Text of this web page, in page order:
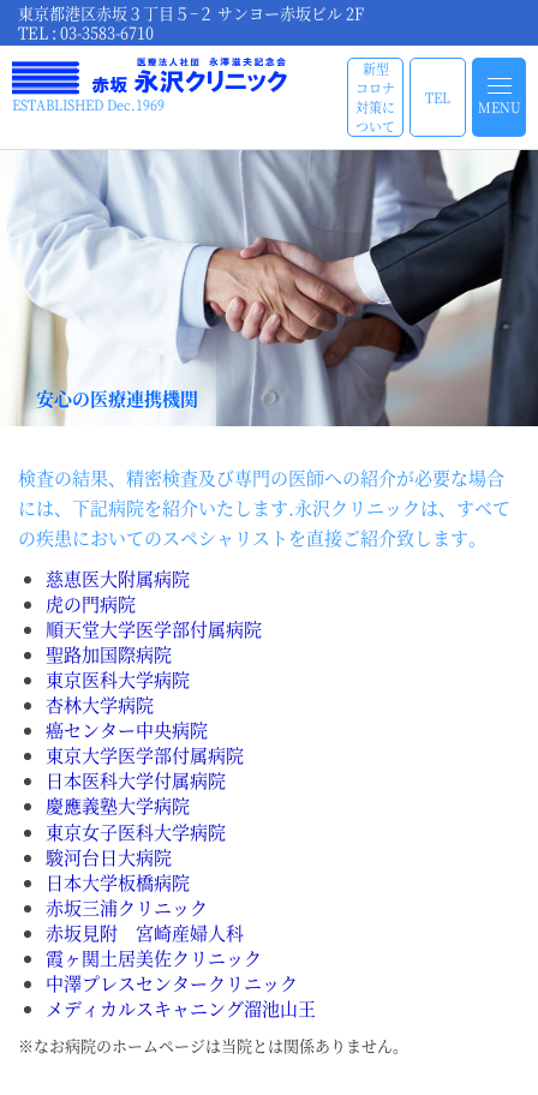
東京都港区赤坂３丁目５−２ サンヨー赤坂ビル 2F
TEL : 03-3583-6710
ESTABLISHED Dec.1969
新型
コロナ
対策に
ついて
TEL MENU
安心の医療連携機関
検査の結果、精密検査及び専門の医師への紹介が必要な場合
には、下記病院を紹介いたします.永沢クリニックは、すべて
の疾患においてのスペシャリストを直接ご紹介致します。
慈恵医大附属病院
虎の門病院
順天堂大学医学部付属病院
聖路加国際病院
東京医科大学病院
杏林大学病院
癌センター中央病院
東京大学医学部付属病院
日本医科大学付属病院
慶應義塾大学病院
東京女子医科大学病院
駿河台日大病院
日本大学板橋病院
赤坂三浦クリニック
赤坂見附 宮崎産婦人科
霞ヶ関土居美佐クリニック
中澤プレスセンタークリニック
メディカルスキャニング溜池山王
※なお病院のホームページは当院とは関係ありません。